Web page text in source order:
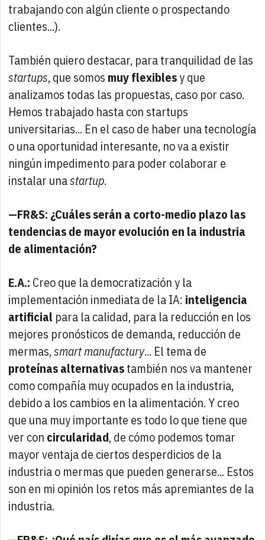
trabajando con algún cliente o prospectando
clientes...).
También quiero destacar, para tranquilidad de las
startups, que somos muy flexiblesy que
analizamos todas las propuestas, caso por caso.
Hemos trabajado hasta con startups
universitarias... En el caso de haber una tecnología
o una oportunidad interesante, no va a existir
ningún impedimento para poder colaborar e
instalar unastartup.
—FR&S: ¿Cuáles serán a corto-medio plazo las
tendencias de mayor evolución en la industria
de alimentación?
E.A.: Creo que la democratización y la
implementación inmediata de la IA: inteligencia
artificial para la calidad, para la reducción en los
mejores pronósticos de demanda, reducción de
mermas,smart manufactury... El tema de
proteínas alternativastambién nos va mantener
como compañía muy ocupados en la industria,
debido a los cambios en la alimentación. Y creo
que una muy importante es todo lo que tiene que
ver con circularidad, de cómo podemos tomar
mayor ventaja de ciertos desperdicios de la
industria o mermas que pueden generarse... Estos
son en mi opinión los retos más apremiantes de la
industria.